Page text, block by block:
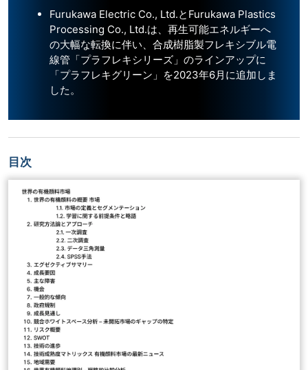
Furukawa Electric Co., Ltd.とFurukawa Plastics
Processing Co., Ltd.は、再生可能エネルギーへ
の大幅な転換に伴い、合成樹脂製フレキシブル電
線管「プラフレキシリーズ」のラインアップに
「プラフレキグリーン」を2023年6月に追加しま
した。
目次